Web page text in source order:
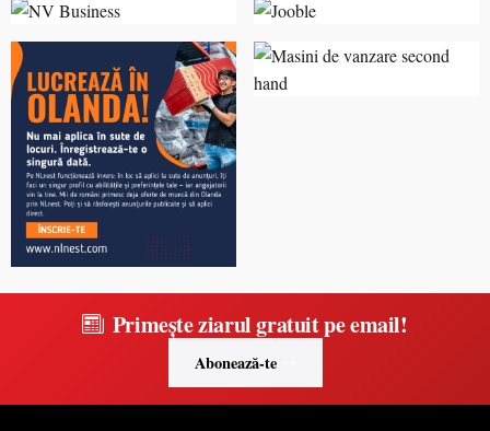
Primește ziarul gratuit pe email!
Abonează-te